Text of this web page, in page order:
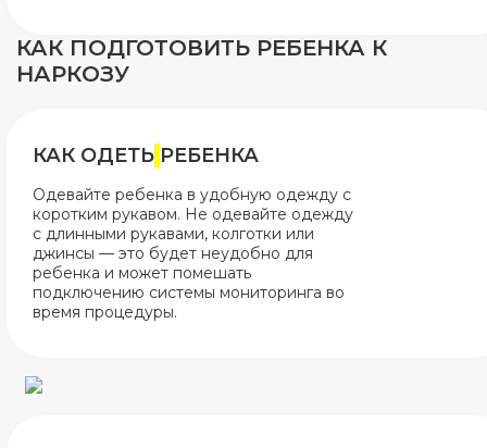
КАК ПОДГОТОВИТЬ РЕБЕНКА К
НАРКОЗУ
КАК ОДЕТЬ РЕБЕНКА
Одевайте ребенка в удобную одежду с
коротким рукавом. Не одевайте одежду
с длинными рукавами, колготки или
джинсы — это будет неудобно для
ребенка и может помешать
подключению системы мониторинга во
время процедуры.